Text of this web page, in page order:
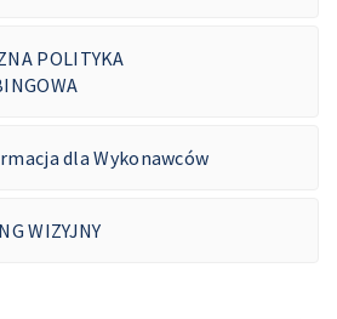
POLITYKA
dla Wykonawców
WIZYJNY